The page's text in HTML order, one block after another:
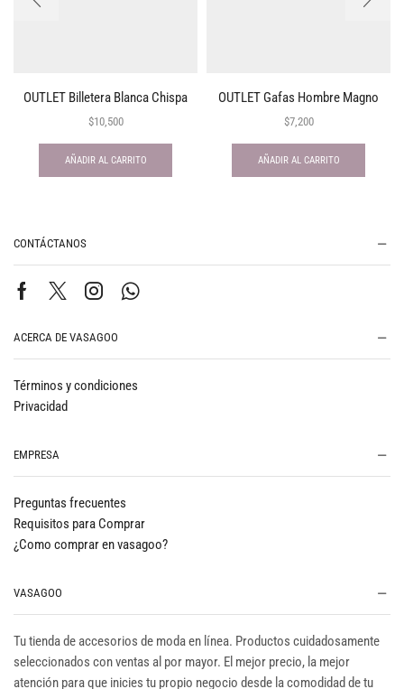
OUTLET Billetera Blanca Chispa
$10,500
AÑADIR AL CARRITO
OUTLET Gafas Hombre Magno
$7,200
AÑADIR AL CARRITO
CONTÁCTANOS
ACERCA DE VASAGOO
Términos y condiciones
Privacidad
EMPRESA
Preguntas frecuentes
Requisitos para Comprar
¿Como comprar en vasagoo?
VASAGOO
Tu tienda de accesorios de moda en línea. Productos cuidadosamente
seleccionados con ventas al por mayor. El mejor precio, la mejor
atención para que inicies tu propio negocio desde la comodidad de tu